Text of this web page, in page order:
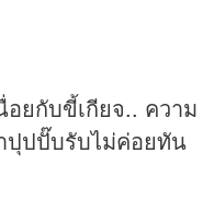
อยกับขี้เกียจ.. ความ
ปุปปั๊บรับไม่ค่อยทัน